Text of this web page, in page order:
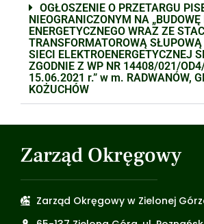
OGŁOSZENIE O PRZETARGU
NIEOGRANICZONYM NA
ENERGETYCZNEGO WRAZ ZE
TRANSFORMATOROWĄ
SIECI ELEKTROENERGETYCZNEJ
ZGODNIE Z WP NR 14408/021/
15.06.2021 r.” w m. RADWANÓW,
KOŻUCHÓW
Zarząd Okręgowy
Zarząd Okręgowy w Zielonej